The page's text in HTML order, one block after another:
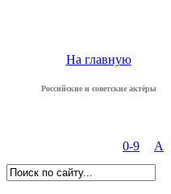
На главную
Российские и советские актёры
0-9 А